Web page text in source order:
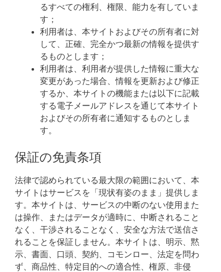
るすべての権利、権限、能力を有していま
す；
利用者は、本サイトおよびその所有者に対
して、正確、完全かつ最新の情報を提供す
るものとします；
利用者は、利用者が提供した情報に重大な
変更があった場合、情報を更新および修正
するか、本サイトの機能または以下に記載
する電子メールアドレスを通じて本サイト
およびその所有者に通知するものとしま
す。
保証の免責条項
法律で認められている最大限の範囲において、本
サイトはサービスを「現状有姿のまま」提供しま
す。本サイトは、サービスの中断のない使用また
は操作、またはデータが適時に、中断されること
なく、干渉されることなく、安全な方法で送信さ
れることを保証しません。本サイトは、明示、黙
示、書面、口頭、契約、コモンロー、法定を問わ
ず、商品性、特定目的への適合性、権原、非侵